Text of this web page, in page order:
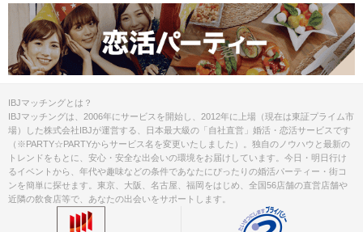
IBJマッチングとは？
IBJマッチングは、2006年にサービスを開始し、2012年に上場（現在は東証プライム市
場）した株式会社IBJが運営する、日本最大級の「自社直営」婚活・恋活サービスです
（※PARTY☆PARTYからサービス名を変更いたしました）。独自のノウハウと最新の
トレンドをもとに、安心・安全な出会いの環境をお届けしています。今日・明日行け
るイベントから、年代や趣味などの条件であなたにぴったりの婚活パーティー・街コ
ンを簡単に探せます。東京、大阪、名古屋、福岡をはじめ、全国56店舗の直営店舗や
近隣の飲食店等で、あなたの出会いをサポートします。